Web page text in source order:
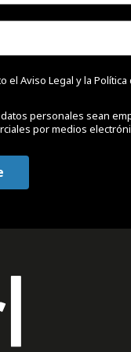
el Aviso Legal y la
personales sean
por medios